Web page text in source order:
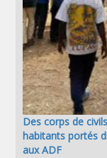
Des corps de
habitants portés
aux ADF